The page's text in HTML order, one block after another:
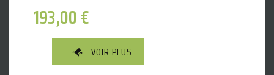
193,00€
VOIR PLUS